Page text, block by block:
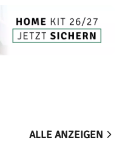
ALLE ANZEIGEN